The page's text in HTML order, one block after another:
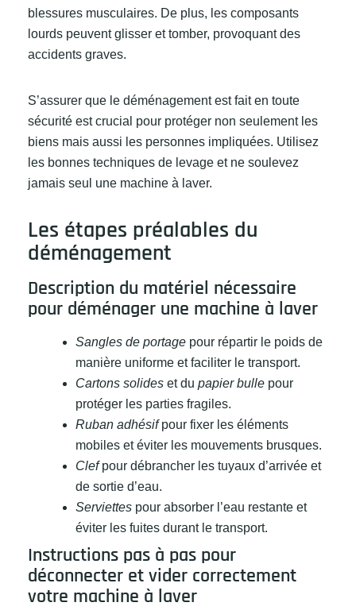
blessures musculaires. De plus, les composants
lourds peuvent glisser et tomber, provoquant des
accidents graves.
S’assurer que le déménagement est fait en toute
sécurité est crucial pour protéger non seulement les
biens mais aussi les personnes impliquées. Utilisez
les bonnes techniques de levage et ne soulevez
jamais seul une machine à laver.
Les étapes préalables du
déménagement
Description du matériel nécessaire
pour déménager une machine à laver
Sangles de portage pour répartir le poids de
manière uniforme et faciliter le transport.
Cartons solides et du papier bulle pour
protéger les parties fragiles.
Ruban adhésifpour fixer les éléments
mobiles et éviter les mouvements brusques.
Clefpour débrancher les tuyaux d’arrivée et
de sortie d’eau.
Serviettes pour absorber l’eau restante et
éviter les fuites durant le transport.
Instructions pas à pas pour
déconnecter et vider correctement
votre machine à laver